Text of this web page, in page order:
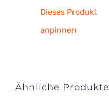
Dieses Produkt
anpinnen
Ähnliche Produkte